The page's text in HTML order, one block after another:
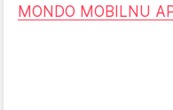
MONDO MOBILNU